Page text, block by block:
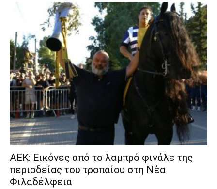
ΑΕΚ: Εικόνες από το λαμπρό φινάλε της
περιοδείας του τροπαίου στη Νέα
Φιλαδέλφεια